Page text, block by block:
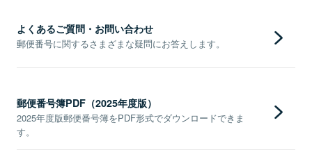
よくあるご質問・お問い合わせ
郵便番号に関するさまざまな疑問にお答えします。
郵便番号簿PDF（2025年度版）
2025年度版郵便番号簿をPDF形式でダウンロードできま
す。